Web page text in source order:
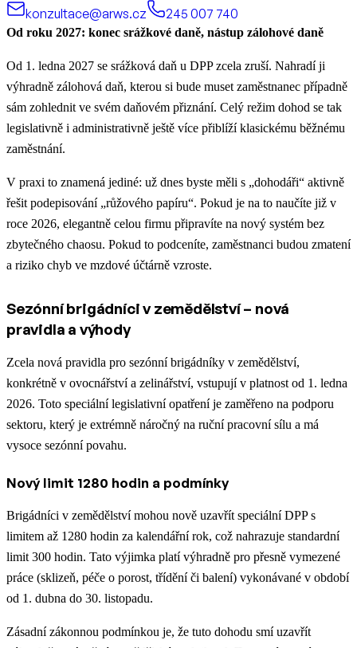
konzultace@arws.cz
245 007 740
Od roku 2027: konec srážkové daně, nástup zálohové daně
Od 1. ledna 2027 se srážková daň u DPP zcela zruší. Nahradí ji
výhradně zálohová daň, kterou si bude muset zaměstnanec případně
sám zohlednit ve svém daňovém přiznání. Celý režim dohod se tak
legislativně i administrativně ještě více přiblíží klasickému běžnému
zaměstnání.
V praxi to znamená jediné: už dnes byste měli s „dohodáři“ aktivně
řešit podepisování „růžového papíru“. Pokud je na to naučíte již v
roce 2026, elegantně celou firmu připravíte na nový systém bez
zbytečného chaosu. Pokud to podceníte, zaměstnanci budou zmatení
a riziko chyb ve mzdové účtárně vzroste.
Sezónní brigádníci v zemědělství – nová
pravidla a výhody
Zcela nová pravidla pro sezónní brigádníky v zemědělství,
konkrétně v ovocnářství a zelinářství, vstupují v platnost od 1. ledna
2026. Toto speciální legislativní opatření je zaměřeno na podporu
sektoru, který je extrémně náročný na ruční pracovní sílu a má
vysoce sezónní povahu.
Nový limit 1280 hodin a podmínky
Brigádníci v zemědělství mohou nově uzavřít speciální DPP s
limitem až 1280 hodin za kalendářní rok, což nahrazuje standardní
limit 300 hodin. Tato výjimka platí výhradně pro přesně vymezené
práce (sklizeň, péče o porost, třídění či balení) vykonávané v období
od 1. dubna do 30. listopadu.
Zásadní zákonnou podmínkou je, že tuto dohodu smí uzavřít